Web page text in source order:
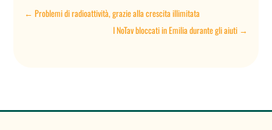
←Problemi di radioattività, grazie alla crescita illimitata
I NoTav bloccati in Emilia durante gli aiuti→